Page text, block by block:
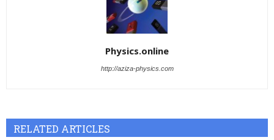
Physics.online
http://aziza-physics.com
RELATED ARTICLES